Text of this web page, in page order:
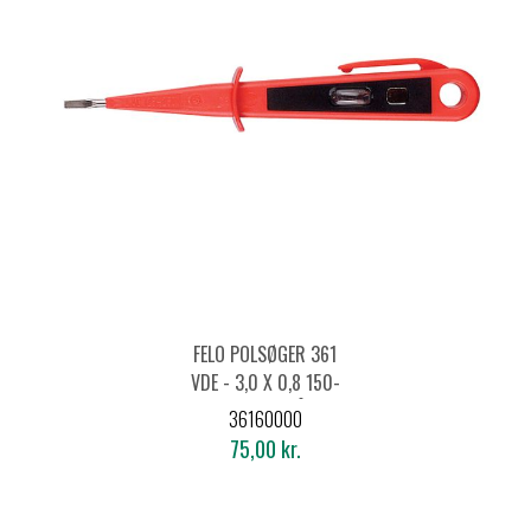
FELO POLSØGER 361
VDE - 3,0 X 0,8 150-
250V *UDGÅR
36160000
75,00 kr.